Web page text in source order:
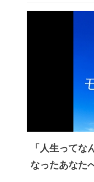
「人生ってな
なったあなた